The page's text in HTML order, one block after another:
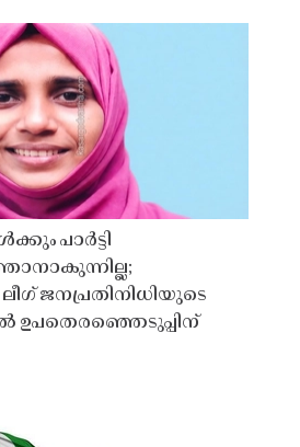
പാർട്ടി
ജനപ്രതിനിധിയുടെ
ഉപതെരഞ്ഞെടുപ്പിന്